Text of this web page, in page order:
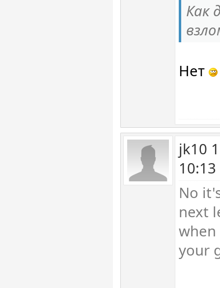
Как
Нет
jk10
No
next
your